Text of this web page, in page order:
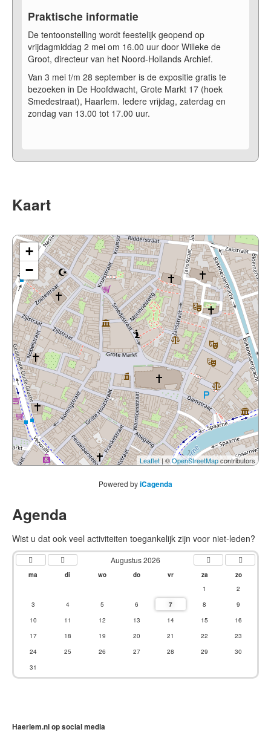
Praktische informatie
De tentoonstelling wordt feestelijk geopend op
vrijdagmiddag 2 mei om 16.00 uur door Willeke de
Groot, directeur van het Noord-Hollands Archief.
Van 3 mei t/m 28 september is de expositie gratis te
bezoeken in De Hoofdwacht, Grote Markt 17 (hoek
Smedestraat), Haarlem. Iedere vrijdag, zaterdag en
zondag van 13.00 tot 17.00 uur.
Kaart
+
−
Leaflet | ©OpenStreetMapcontributors
Powered byiCagenda
Agenda
Wist u dat ook veel activiteiten toegankelijk zijn voor niet-leden?
Augustus 2026
ma di wo do vr za
zo
1
2
3
4 5 6 7 8
9
10
11 12 13 14 15
16
17
18 19 20 21 22
23
24
25 26 27 28 29
30
31
Haerlem.nl op social media